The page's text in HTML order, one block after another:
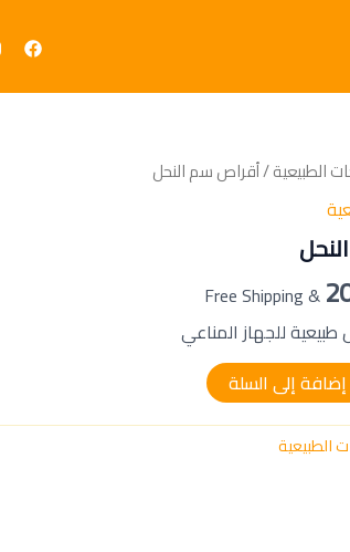
الطبيعية/ أقراص سم النحل
& Free Shipping
للجهاز المناعي
إضافة إلى السلة
الطبيعية